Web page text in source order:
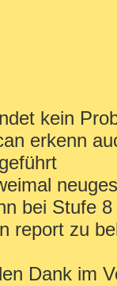
kein
erkenn
bei Stufe
report zu
Dank im